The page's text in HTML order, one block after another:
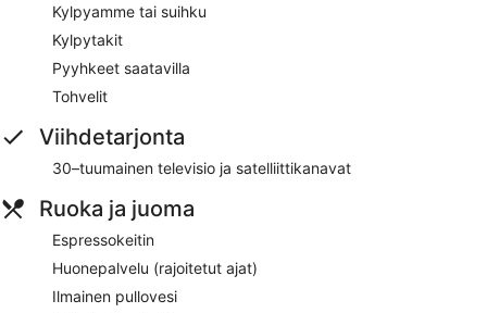
Kylpyamme tai suihku
Kylpytakit
Pyyhkeet saatavilla
Tohvelit
Viihdetarjonta
30–tuumainen televisio ja satelliittikanavat
Ruoka ja juoma
Espressokeitin
Huonepalvelu (rajoitetut ajat)
Ilmainen pullovesi